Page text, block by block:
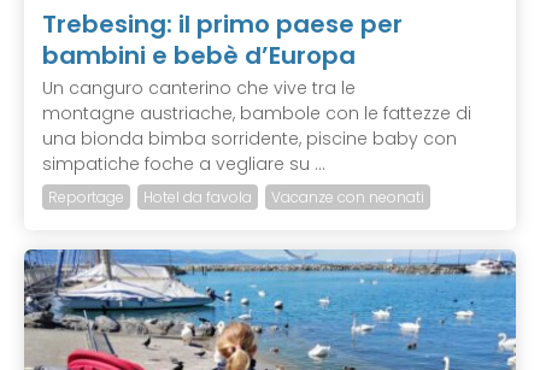
Trebesing: il primo paese per
bambini e bebè d’Europa
Un canguro canterino che vive tra le
montagne austriache, bambole con le fattezze di
una bionda bimba sorridente, piscine baby con
simpatiche foche a vegliare su ...
Reportage Hotel da favola Vacanze con neonati